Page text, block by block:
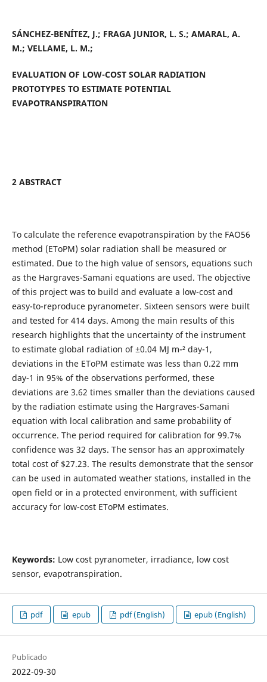
SÁNCHEZ-BENÍTEZ, J.; FRAGA JUNIOR, L. S.; AMARAL, A.
M.; VELLAME, L. M.;
EVALUATION OF LOW-COST SOLAR RADIATION
PROTOTYPES TO ESTIMATE POTENTIAL
EVAPOTRANSPIRATION
2 ABSTRACT
To calculate the reference evapotranspiration by the FAO56
method (EToPM) solar radiation shall be measured or
estimated. Due to the high value of sensors, equations such
as the Hargraves-Samani equations are used. The objective
of this project was to build and evaluate a low-cost and
easy-to-reproduce pyranometer. Sixteen sensors were built
and tested for 414 days. Among the main results of this
research highlights that the uncertainty of the instrument
to estimate global radiation of ±0.04 MJ m-² day-1,
deviations in the EToPM estimate was less than 0.22 mm
day-1 in 95% of the observations performed, these
deviations are 3.62 times smaller than the deviations caused
by the radiation estimate using the Hargraves-Samani
equation with local calibration and same probability of
occurrence. The period required for calibration for 99.7%
confidence was 32 days. The sensor has an approximately
total cost of $27.23. The results demonstrate that the sensor
can be used in automated weather stations, installed in the
open field or in a protected environment, with sufficient
accuracy for low-cost EToPM estimates.
Keywords: Low cost pyranometer, irradiance, low cost
sensor, evapotranspiration.
pdf epub pdf (English) epub (English)
Publicado
2022-09-30